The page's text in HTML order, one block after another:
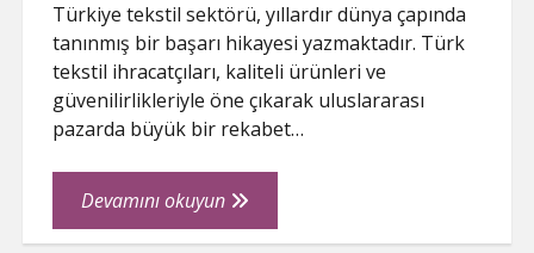
Türkiye tekstil sektörü, yıllardır dünya çapında
tanınmış bir başarı hikayesi yazmaktadır. Türk
tekstil ihracatçıları, kaliteli ürünleri ve
güvenilirlikleriyle öne çıkarak uluslararası
pazarda büyük bir rekabet…
Devamını okuyunTürk
Tekstil